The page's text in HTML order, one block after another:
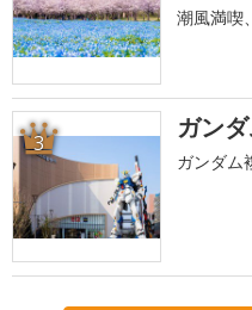
潮風満喫
3 ガン
ガンダム